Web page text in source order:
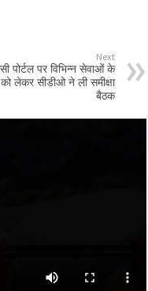
Next
पोर्टल पर विभिन्न सेवाओं के
लेकर सीडीओ ने ली समीक्षा
बैठक